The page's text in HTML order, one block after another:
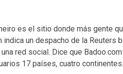
es el sitio donde más gente
un despacho de la Reuters
red social. Dice que
17 países, cuatro